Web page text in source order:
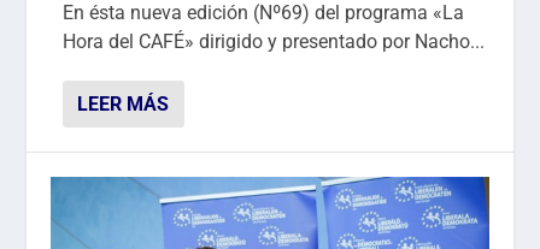
En ésta nueva edición (Nº69) del programa «La
Hora del CAFÉ» dirigido y presentado por Nacho...
LEER MÁS